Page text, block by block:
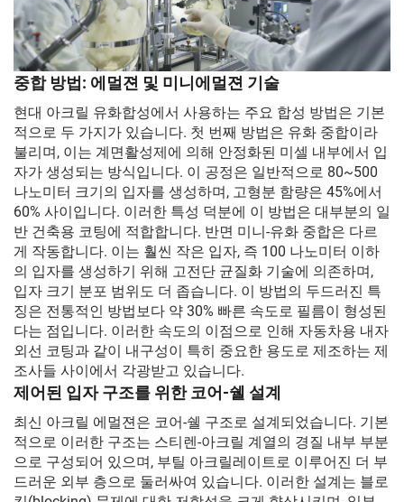
중합 방법: 에멀젼 및 미니에멀젼 기술
현대 아크릴 유화합성에서 사용하는 주요 합성 방법은 기본
적으로 두 가지가 있습니다. 첫 번째 방법은 유화 중합이라
불리며, 이는 계면활성제에 의해 안정화된 미셀 내부에서 입
자가 생성되는 방식입니다. 이 공정은 일반적으로 80~500
나노미터 크기의 입자를 생성하며, 고형분 함량은 45%에서
60% 사이입니다. 이러한 특성 덕분에 이 방법은 대부분의 일
반 건축용 코팅에 적합합니다. 반면 미니-유화 중합은 다르
게 작동합니다. 이는 훨씬 작은 입자, 즉 100 나노미터 이하
의 입자를 생성하기 위해 고전단 균질화 기술에 의존하며,
입자 크기 분포 범위도 더 좁습니다. 이 방법의 두드러진 특
징은 전통적인 방법보다 약 30% 빠른 속도로 필름이 형성된
다는 점입니다. 이러한 속도의 이점으로 인해 자동차용 내자
외선 코팅과 같이 내구성이 특히 중요한 용도로 제조하는 제
조사들 사이에서 각광받고 있습니다.
제어된 입자 구조를 위한 코어-쉘 설계
최신 아크릴 에멀젼은 코어-쉘 구조로 설계되었습니다. 기본
적으로 이러한 구조는 스티렌-아크릴 계열의 경질 내부 부분
으로 구성되어 있으며, 부틸 아크릴레이트로 이루어진 더 부
드러운 외부 층으로 둘러싸여 있습니다. 이러한 설계는 블로